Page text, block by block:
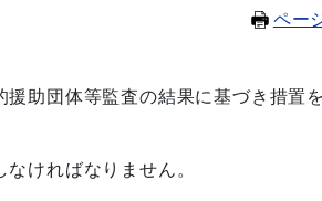
ペー
助団体等監査の結果に基づき措置
ければなりません。